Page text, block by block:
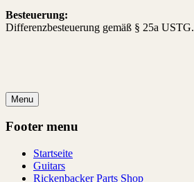
Besteuerung:
Differenzbesteuerung gemäß § 25a USTG.
Menu
Footer menu
Startseite
Guitars
Rickenbacker Parts Shop